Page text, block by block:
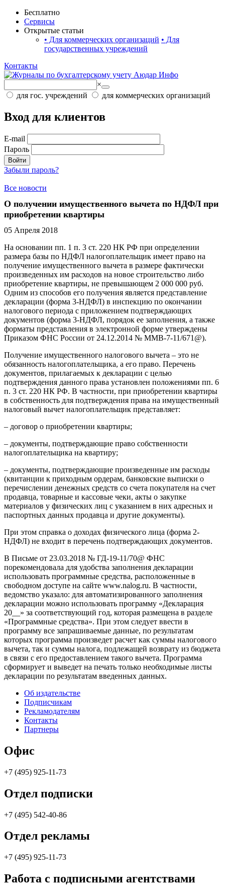
Бесплатно
Сервисы
Открытые статьи
• Для коммерческих организаций • Для
государственных учреждений
Контакты
×
для гос. учреждений
для коммерческих организаций
Вход для клиентов
E-mail
Пароль
Войти
Забыли пароль?
Все новости
О получении имущественного вычета по НДФЛ при
приобретении квартиры
05 Апреля 2018
На основании пп. 1 п. 3 ст. 220 НК РФ при определении
размера базы по НДФЛ налогоплательщик имеет право на
получение имущественного вычета в размере фактически
произведенных им расходов на новое строительство либо
приобретение квартиры, не превышающем 2 000 000 руб.
Одним из способов его получения является представление
декларации (форма 3-НДФЛ) в инспекцию по окончании
налогового периода с приложением подтверждающих
документов (форма 3-НДФЛ, порядок ее заполнения, а также
форматы представления в электронной форме утверждены
Приказом ФНС России от 24.12.2014 № ММВ-7-11/671@).
Получение имущественного налогового вычета – это не
обязанность налогоплательщика, а его право. Перечень
документов, прилагаемых к декларации с целью
подтверждения данного права установлен положениями пп. 6
п. 3 ст. 220 НК РФ. В частности, при приобретении квартиры
в собственность для подтверждения права на имущественный
налоговый вычет налогоплательщик представляет:
– договор о приобретении квартиры;
– документы, подтверждающие право собственности
налогоплательщика на квартиру;
– документы, подтверждающие произведенные им расходы
(квитанции к приходным ордерам, банковские выписки о
перечислении денежных средств со счета покупателя на счет
продавца, товарные и кассовые чеки, акты о закупке
материалов у физических лиц с указанием в них адресных и
паспортных данных продавца и другие документы).
При этом справка о доходах физического лица (форма 2-
НДФЛ) не входит в перечень подтверждающих документов.
В Письме от 23.03.2018 № ГД-19-11/70@ ФНС
порекомендовала для удобства заполнения декларации
использовать программные средства, расположенные в
свободном доступе на сайте www.nalog.ru. В частности,
ведомство указало: для автоматизированного заполнения
декларации можно использовать программу «Декларация
20__» за соответствующий год, которая размещена в разделе
«Программные средства». При этом следует ввести в
программу все запрашиваемые данные, по результатам
которых программа произведет расчет как суммы налогового
вычета, так и суммы налога, подлежащей возврату из бюджета
в связи с его предоставлением такого вычета. Программа
сформирует и выведет на печать только необходимые листы
декларации по результатам введенных данных.
Об издательстве
Подписчикам
Рекламодателям
Контакты
Партнеры
Офис
+7 (495) 925-11-73
Отдел подписки
+7 (495) 542-40-86
Отдел рекламы
+7 (495) 925-11-73
Работа с подписными агентствами